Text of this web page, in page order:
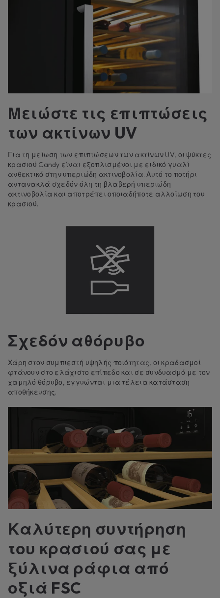
Μειώστε τις επιπτώσεις
των ακτίνων UV
Για τη μείωση των επιπτώσεων των ακτίνων UV, οι ψύκτες
κρασιού Candy είναι εξοπλισμένοι με ειδικό γυαλί
ανθεκτικό στην υπεριώδη ακτινοβολία. Αυτό το ποτήρι
αντανακλά σχεδόν όλη τη βλαβερή υπεριώδη
ακτινοβολία και αποτρέπει οποιαδήποτε αλλοίωση του
κρασιού.
Σχεδόν αθόρυβο
Χάρη στον συμπιεστή υψηλής ποιότητας, οι κραδασμοί
φτάνουν στο ελάχιστο επίπεδο και σε συνδυασμό με τον
χαμηλό θόρυβο, εγγυώνται μια τέλεια κατάσταση
αποθήκευσης.
Καλύτερη συντήρηση
του κρασιού σας με
ξύλινα ράφια από
οξιά FSC